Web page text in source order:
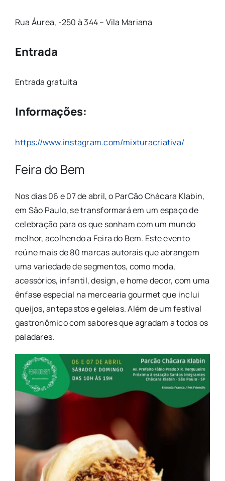
Rua Áurea, -250 à 344 – Vila Mariana
Entrada
Entrada gratuita
Informações:
https://www.instagram.com/mixturacriativa/
Feira do Bem
Nos dias 06 e 07 de abril, o ParCão Chácara Klabin,
em São Paulo, se transformará em um espaço de
celebração para os que sonham com um mundo
melhor, acolhendo a Feira do Bem. Este evento
reúne mais de 80 marcas autorais que abrangem
uma variedade de segmentos, como moda,
acessórios, infantil, design, e home decor, com uma
ênfase especial na mercearia gourmet que inclui
queijos, antepastos e geleias. Além de um festival
gastronômico com sabores que agradam a todos os
paladares.